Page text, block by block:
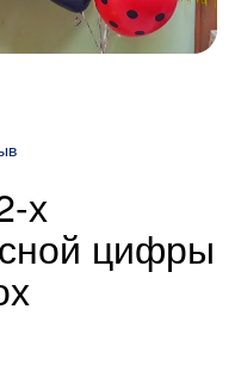
х
цифры